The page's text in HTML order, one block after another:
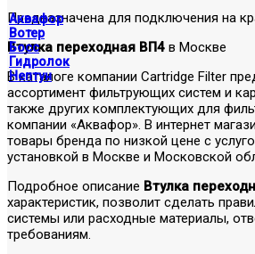
Аквафор
Вотер
Босс
Гидролок
Нептун
Предназначена для подключения на
Втулка переходная ВП4 в Москве
В каталоге компании Cartridge Filter
ассортимент фильтрующих систем и
также других комплектующих для
компании «Аквафор». В интернет
товары бренда по низкой цене с
установкой в Москве и Московской
Подробное описание Втулка
характеристик, позволит сделать
системы или расходные материалы,
требованиям.